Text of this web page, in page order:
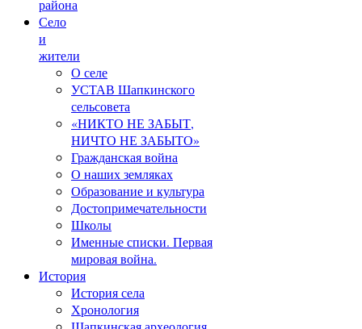
района
Село
и
жители
О селе
УСТАВ Шапкинского
сельсовета
«НИКТО НЕ ЗАБЫТ,
НИЧТО НЕ ЗАБЫТО»
Гражданская война
О наших земляках
Образование и культура
Достопримечательности
Школы
Именные списки. Первая
мировая война.
История
История села
Хронология